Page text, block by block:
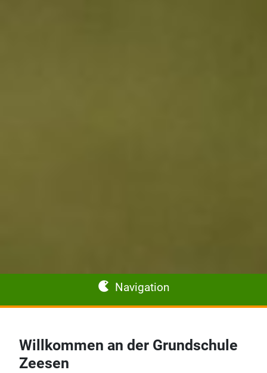
Navigation
Aktuelles
Willkommen an der Grundschule
Zeesen